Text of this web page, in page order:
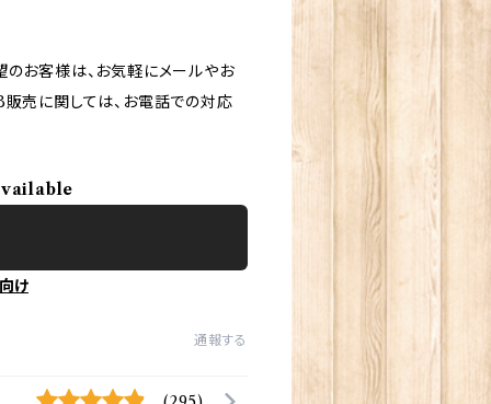
お客様は、お気軽にメールやお
売に関しては、お電話での対応
け
通報する